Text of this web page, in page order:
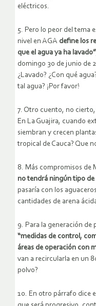
eléctricos.
5. Pero lo peor del tema
nivel en AGA define los
que el agua ya ha
domingo 30 de junio de
¿Lavado? ¿Con qué
tal agua? ¡Por favor!
7. Otro cuento, no cierto,
En La Guajira, cuando
siembran y crecen
tropical de Cauca? Que
8. Más compromisos de
no tendrá ningún tipo de
pasaría con los
cantidades de arena
9. Para la generación de
“medidas de control,
áreas de operación con
van a recircularla en un
polvo?
10. En otro párrafo dice